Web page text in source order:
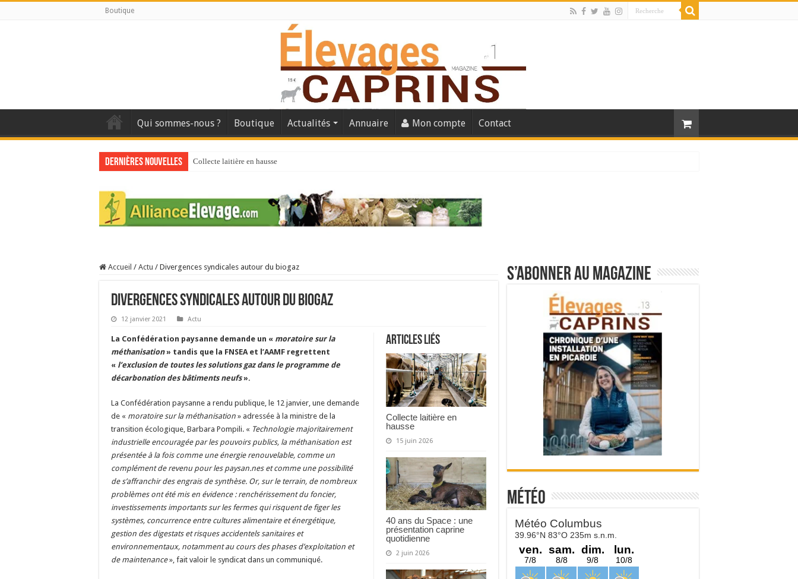
Boutique
Qui sommes-nous ? Boutique Actualités Annuaire Mon compte Contact
Dernières nouvelles Collecte laitière en hausse
40 ans du Space : une présentation caprine quotidienne
Les chèvres et le stress thermique
Accueil / Actu / Divergences syndicales autour du biogaz
Divergences syndicales autour du biogaz
12 janvier 2021 Actu
Articles liés
Collecte laitière en
hausse
15 juin 2026
40 ans du Space : une
présentation caprine
quotidienne
2 juin 2026
La Confédération paysanne demande un « moratoire sur la
méthanisation» tandis que la FNSEA et l’AAMF regrettent
« l’exclusion de toutes les solutions gaz dans le programme de
décarbonation des bâtiments neufs».
La Confédération paysanne a rendu publique, le 12 janvier, une demande
de « moratoire sur la méthanisation » adressée à la ministre de la
transition écologique, Barbara Pompili. « Technologie majoritairement
industrielle encouragée par les pouvoirs publics, la méthanisation est
présentée à la fois comme une énergie renouvelable, comme un
complément de revenu pour les paysan.nes et comme une possibilité
de s’affranchir des engrais de synthèse. Or, sur le terrain, de nombreux
problèmes ont été mis en évidence : renchérissement du foncier,
investissements importants sur les fermes qui risquent de figer les
systèmes, concurrence entre cultures alimentaire et énergétique,
gestion des digestats et risques accidentels sanitaires et
environnementaux, notamment au cours des phases d’exploitation et
de maintenance», fait valoir le syndicat dans un communiqué.
S’abonner au magazine
Météo